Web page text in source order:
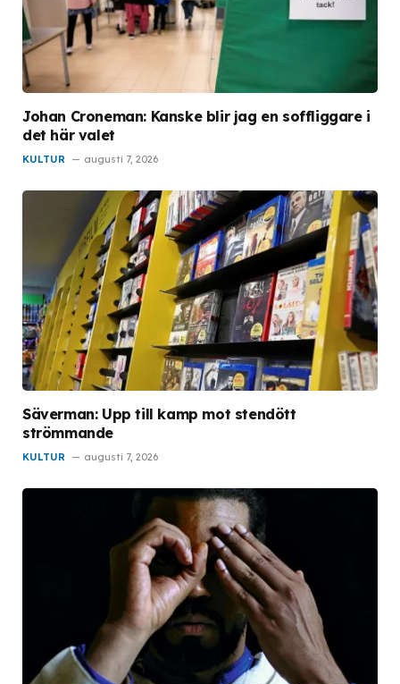
Johan Croneman: Kanske blir jag en soffliggare i
det här valet
KULTUR augusti 7, 2026
Säverman: Upp till kamp mot stendött
strömmande
KULTUR augusti 7, 2026